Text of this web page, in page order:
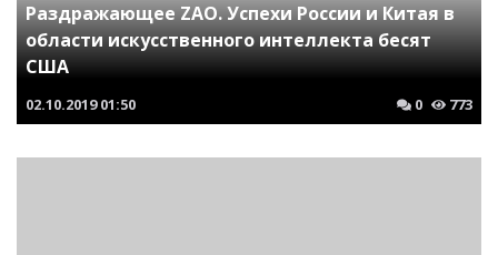
Раздражающее ZAO. Успехи России и Китая в
области искусственного интеллекта бесят
США
02.10.2019 01:50 0 773